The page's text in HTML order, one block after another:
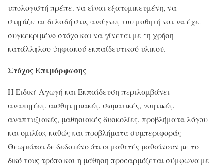
υπολογιστή πρέπει να είναι εξατομικευμένη, να
στηρίζεται δηλαδή στις ανάγκες του μαθητή και να έχει
συγκεκριμένο στόχο και να γίνεται με τη χρήση
κατάλληλου ψηφιακού εκπαίδευτικού υλικού.
Στόχος Επιμόρφωσης
Η Ειδική Αγωγή και Εκπαίδευση περιλαμβάνει
αναπηρίες: αισθητηριακές, σωματικές, νοητικές,
αναπτυξιακές, μαθησιακές δυσκολίες, προβλήματα λόγου
και ομιλίας καθώς και προβλήματα συμπεριφοράς.
Θεωρείται δε δεδομένο ότι οι μαθητές μαθαίνουν με το
δικό τους τρόπο και η μάθηση προσαρμόζεται σύμφωνα με